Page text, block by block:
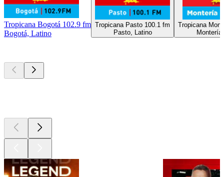
Tropicana Bogotá 102.9 fm
Bogotá, Latino
Tropicana Pasto 100.1 fm
Pasto, Latino
Tropicana